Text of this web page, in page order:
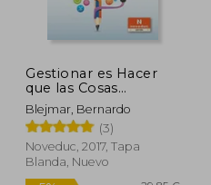
5%
dcto.
Gestionar es Hacer
que las Cosas
Sucedan.
Competencias,
Actitudes y
Dispositivos Para
Diseñar Instituciones
Blejmar, Bernardo
(3)
Noveduc, 2017, Tapa
Blanda, Nuevo